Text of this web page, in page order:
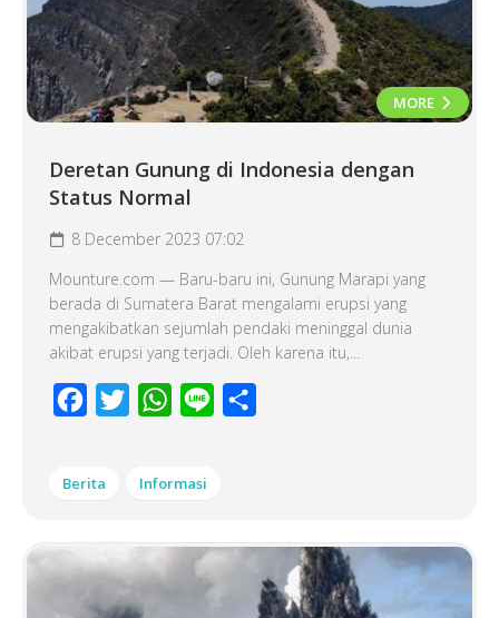
MORE
Deretan Gunung di Indonesia dengan
Status Normal
8 December 2023 07:02
Mounture.com — Baru-baru ini, Gunung Marapi yang
berada di Sumatera Barat mengalami erupsi yang
mengakibatkan sejumlah pendaki meninggal dunia
akibat erupsi yang terjadi. Oleh karena itu,...
Facebook
Twitter WhatsApp
Line
Berita Informasi